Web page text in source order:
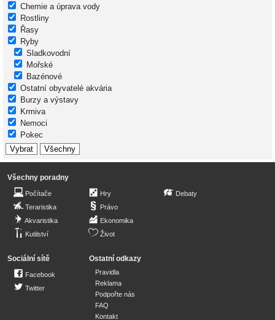
Chemie a úprava vody
Rostliny
Řasy
Ryby
Sladkovodní
Mořské
Bazénové
Ostatní obyvatelé akvária
Burzy a výstavy
Krmiva
Nemoci
Pokec
Všechny poradny
Počítače
Teraristika
Akvaristika
Kutilství
Hry
Právo
Ekonomika
Život
Debaty
Sociální sítě
Facebook
Twitter
Ostatní odkazy
Pravidla
Reklama
Podpořte nás
FAQ
Kontakt